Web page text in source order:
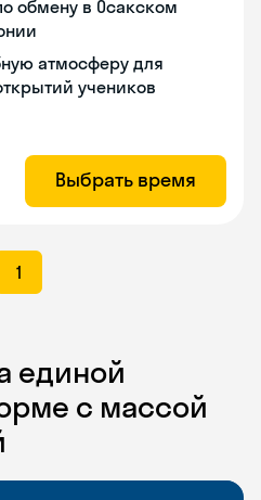
обмену в Осакском
атмосферу для
учеников
Выбрать время
1
единой
с массой